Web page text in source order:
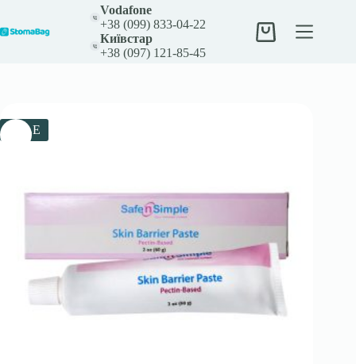
сути
Vodafone
+38 (099) 833-04-22
Київстар
+38 (097) 121-85-45
Корзина
SALE